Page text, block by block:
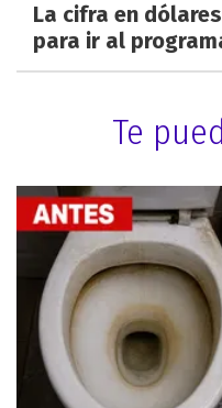
La cifra en
para ir al
Te